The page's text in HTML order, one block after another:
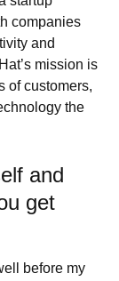
companies
and
mission is
of customers,
the
and
get
before my